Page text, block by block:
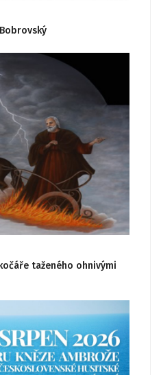
taženého ohnivými